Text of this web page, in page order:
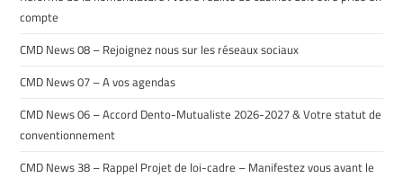
compte
CMD News 08 – Rejoignez nous sur les réseaux sociaux
CMD News 07 – A vos agendas
CMD News 06 – Accord Dento-Mutualiste 2026-2027 & Votre statut de
conventionnement
CMD News 38 – Rappel Projet de loi-cadre – Manifestez vous avant le